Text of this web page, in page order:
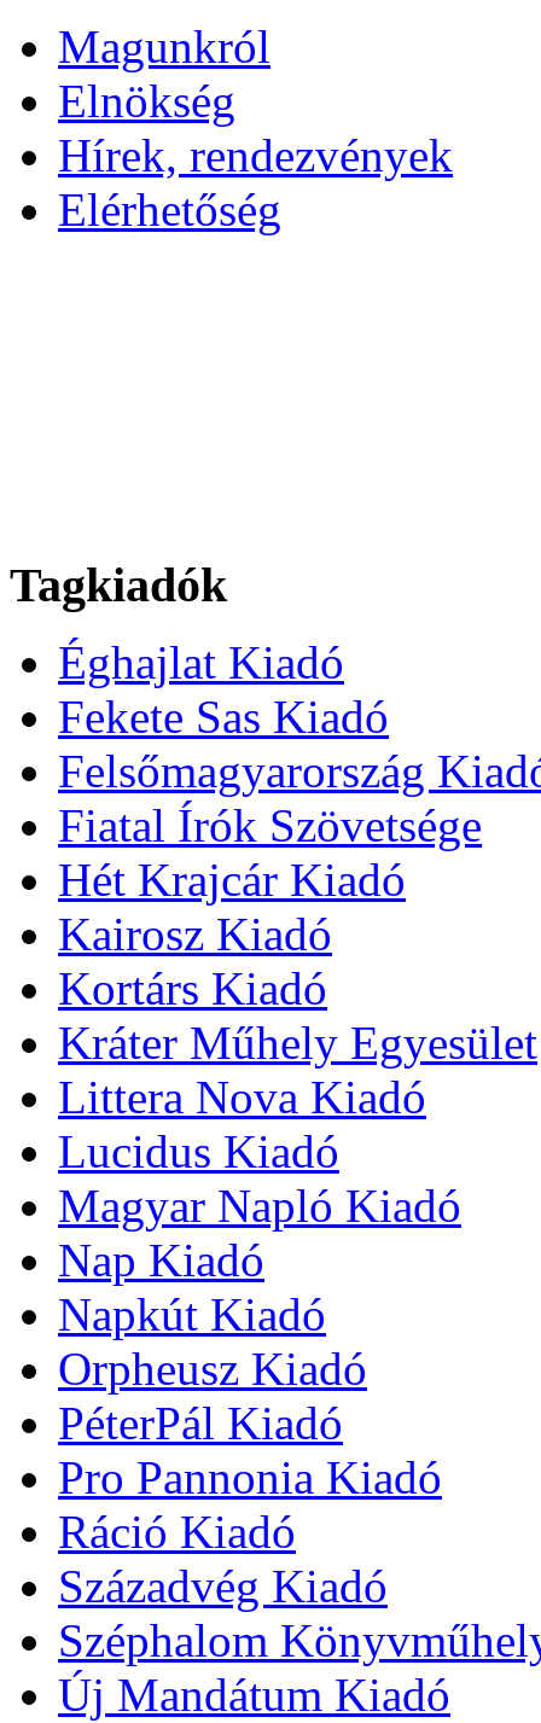
Magunkról
Elnökség
Hírek, rendezvények
Elérhetőség
Tagkiadók
Éghajlat Kiadó
Fekete Sas Kiadó
Felsőmagyarország
Fiatal Írók Szövetsége
Hét Krajcár Kiadó
Kairosz Kiadó
Kortárs Kiadó
Kráter Műhely Egyesület
Littera Nova Kiadó
Lucidus Kiadó
Magyar Napló Kiadó
Nap Kiadó
Napkút Kiadó
Orpheusz Kiadó
PéterPál Kiadó
Pro Pannonia Kiadó
Ráció Kiadó
Századvég Kiadó
Széphalom
Új Mandátum Kiadó